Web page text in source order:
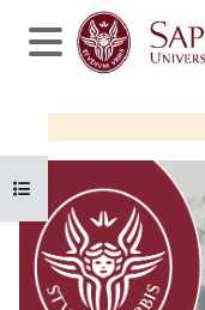
Vai al contenuto principale
Pannello laterale
Apri indice del corso